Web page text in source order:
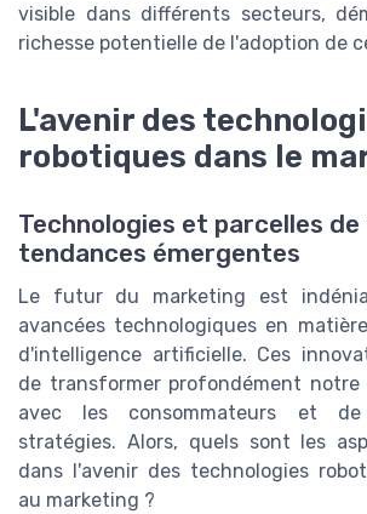
visible dans différents secteurs,
richesse potentielle de l'adoption de
L'avenir des
robotiques dans le
Technologies et parcelles
tendances émergentes
Le futur du marketing est
avancées technologiques en
d'intelligence artificielle. Ces
de transformer profondément
avec les consommateurs et
stratégies. Alors, quels sont les
dans l'avenir des technologies
au marketing ?